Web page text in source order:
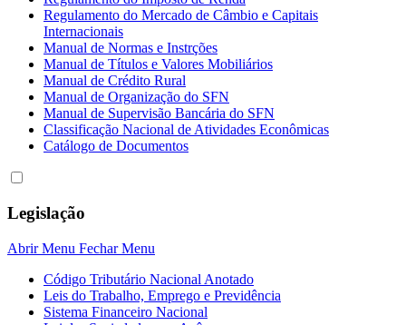
Regulamento do Mercado de Câmbio e Capitais
Internacionais
Manual de Normas e Instrções
Manual de Títulos e Valores Mobiliários
Manual de Crédito Rural
Manual de Organização do SFN
Manual de Supervisão Bancária do SFN
Classificação Nacional de Atividades Econômicas
Catálogo de Documentos
Legislação
Abrir Menu Fechar Menu
Código Tributário Nacional Anotado
Leis do Trabalho, Emprego e Previdência
Sistema Financeiro Nacional